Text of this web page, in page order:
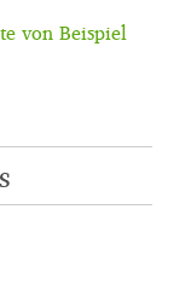
von Beispiel